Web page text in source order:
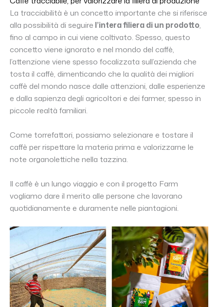
La tracciabilità è un concetto importante che si riferisce
alla possibilità di seguire l’intera filiera di un prodotto,
fino al campo in cui viene coltivato. Spesso, questo
concetto viene ignorato e nel mondo del caffè,
l’attenzione viene spesso focalizzata sull’azienda che
tosta il caffè, dimenticando che la qualità dei migliori
caffè del mondo nasce dalle attenzioni, dalle esperienze
e dalla sapienza degli agricoltori e dei farmer, spesso in
piccole realtà familiari.
Come torrefattori, possiamo selezionare e tostare il
caffè per rispettare la materia prima e valorizzarne le
note organolettiche nella tazzina.
Il caffè è un lungo viaggio e con il progetto Farm
vogliamo dare il merito alle persone che lavorano
quotidianamente e duramente nelle piantagioni.